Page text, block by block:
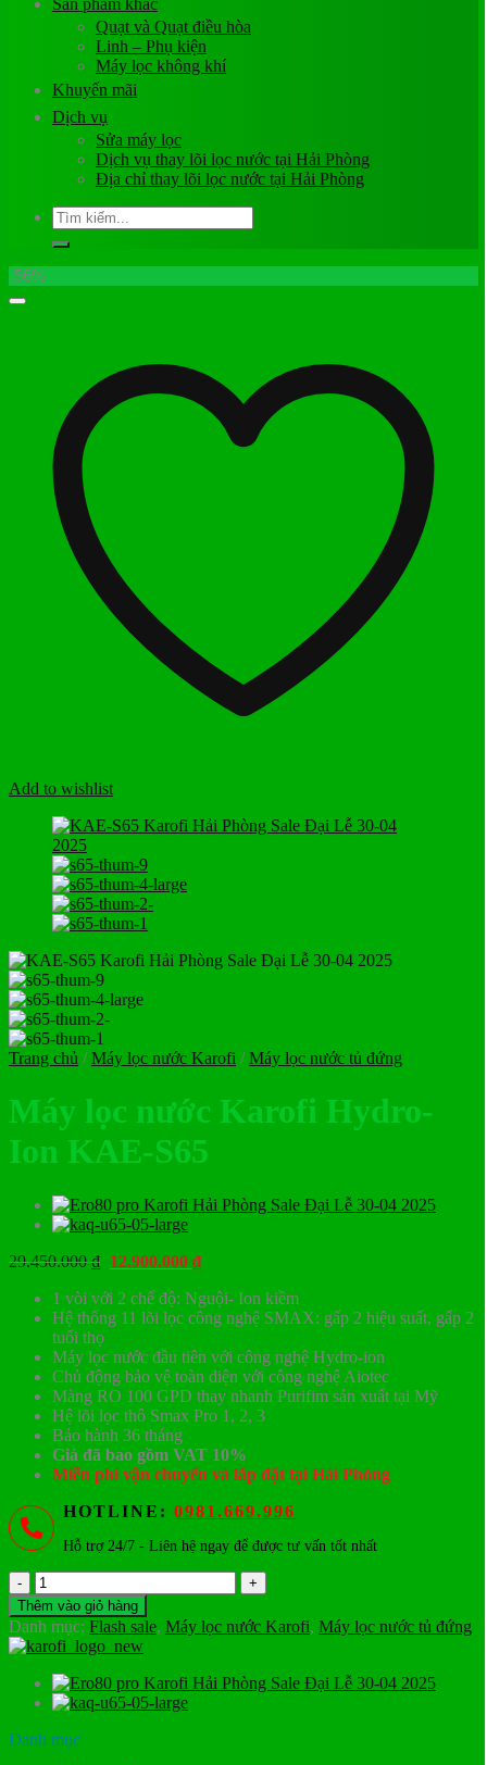
Sản phẩm khác
Quạt và Quạt điều hòa
Linh – Phụ kiện
Máy lọc không khí
Khuyến mãi
Dịch vụ
Sửa máy lọc
Dịch vụ thay lõi lọc nước tại Hải Phòng
Địa chỉ thay lõi lọc nước tại Hải Phòng
Tìm
kiếm:
-56%
Add to wishlist
Trang chủ / Máy lọc nước Karofi / Máy lọc nước tủ đứng
Máy lọc nước Karofi Hydro-
Ion KAE-S65
29.450.000₫ Giá
là:
29.450.000 ₫.
12.900.000 ₫Giá
tại
là:
1 vòi với 2 chế độ: Nguội- Ion kiềm
Hệ thống 11 lõi lọc công nghệ SMAX: gấp 2 hiệu suất, gấp 2
tuổi thọ
Máy lọc nước đầu tiên với công nghệ Hydro-ion
Chủ động bảo vệ toàn diện với công nghệ Aiotec
Màng RO 100 GPD thay nhanh Purifim sản xuất tại Mỹ
Hệ lõi lọc thô Smax Pro 1, 2, 3
Bảo hành 36 tháng
Giá đã bao gồm VAT 10%
Miễn phí vận chuyển và lắp đặt tại Hải Phòng
HOTLINE: 0981.669.996
Hỗ trợ 24/7 - Liên hệ ngay để được tư vấn tốt nhất
Máy
lọc
nước
Karofi
Hydro-
Ion
KAE-
S65
số
Thêm vào giỏ hàng
Danh mục: Flash sale, Máy lọc nước Karofi, Máy lọc nước tủ đứng
Danh mục